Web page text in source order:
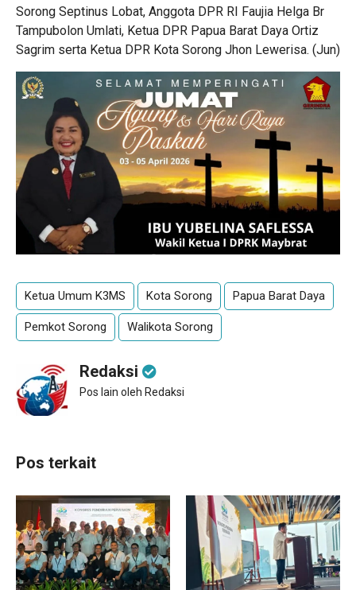
Sorong Septinus Lobat, Anggota DPR RI Faujia Helga Br
Tampubolon Umlati, Ketua DPR Papua Barat Daya Ortiz
Sagrim serta Ketua DPR Kota Sorong Jhon Lewerisa. (Jun)
Ketua Umum K3MS Kota Sorong Papua Barat Daya
Pemkot Sorong Walikota Sorong
Redaksi
Pos lain oleh Redaksi
Pos terkait